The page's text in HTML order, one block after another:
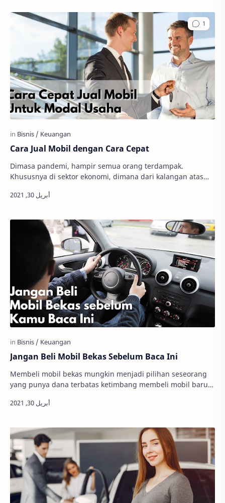
Cara Jual Mobil dengan Cara Cepat
Dimasa pandemi, hampir semua orang terdampak.
Khususnya di sektor ekonomi, dimana dari kalangan atas
Jangan Beli Mobil Bekas Sebelum Baca Ini
Membeli mobil bekas mungkin menjadi pilihan seseorang
yang punya dana terbatas ketimbang membeli mobil baru